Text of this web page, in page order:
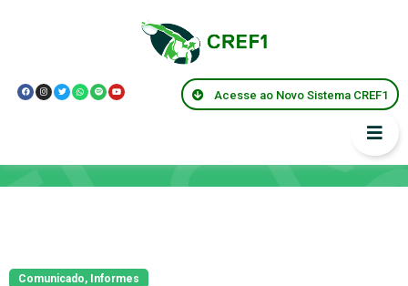
Acesse ao Novo Sistema CREF1
Comunicado, Informes